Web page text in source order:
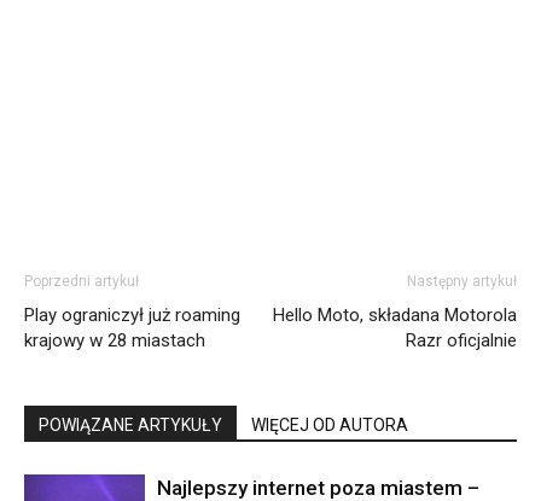
Poprzedni artykuł
Play ograniczył już roaming
krajowy w 28 miastach
Następny artykuł
Hello Moto, składana Motorola
Razr oficjalnie
POWIĄZANE ARTYKUŁY WIĘCEJ OD AUTORA
Najlepszy internet poza miastem –